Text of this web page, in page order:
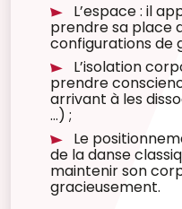
L’espace : il
prendre sa place
configurations de
L’isolation
prendre
arrivant à les
…) ;
Le
de la danse
maintenir son
gracieusement.